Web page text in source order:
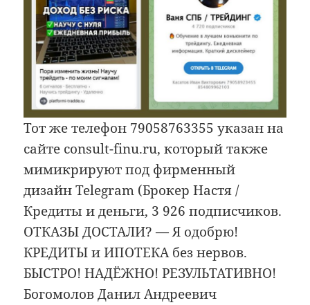
Тот же телефон 79058763355 указан на
сайте consult-finu.ru, который также
мимикрируют под фирменный
дизайн Telegram (Брокер Настя /
Кредиты и деньги, 3 926 подписчиков.
ОТКАЗЫ ДОСТАЛИ? — Я одобрю!
КРЕДИТЫ и ИПОТЕКА без нервов.
БЫСТРО! НАДЁЖНО! РЕЗУЛЬТАТИВНО!
Богомолов Данил Андреевич